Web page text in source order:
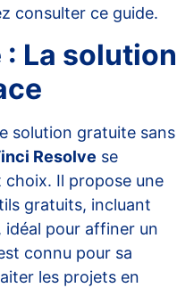
consulter ce guide.
: La solution
solution gratuite sans
Resolve se
Il propose une
gratuits, incluant
idéal pour affiner un
connu pour sa
les projets en